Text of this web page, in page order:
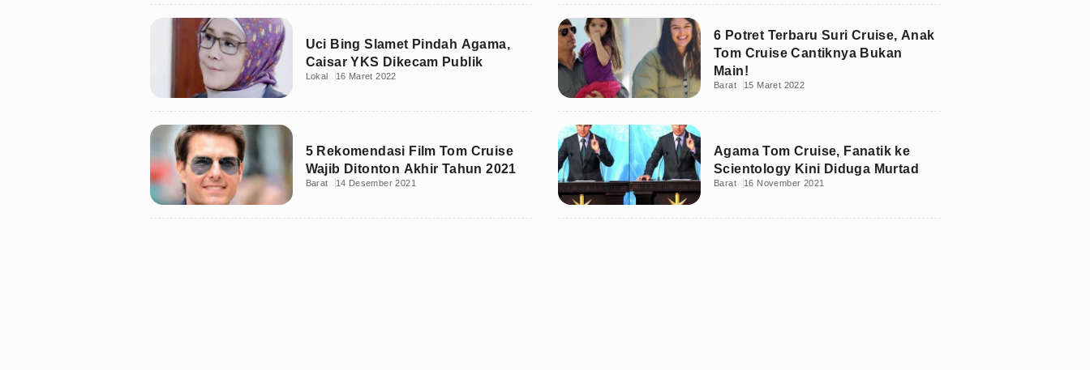
Uci Bing Slamet Pindah Agama,
Caisar YKS Dikecam Publik
Lokal 16 Maret 2022
6 Potret Terbaru Suri Cruise, Anak
Tom Cruise Cantiknya Bukan
Main!
Barat 15 Maret 2022
5 Rekomendasi Film Tom Cruise
Wajib Ditonton Akhir Tahun 2021
Barat 14 Desember 2021
Agama Tom Cruise, Fanatik ke
Scientology Kini Diduga Murtad
Barat 16 November 2021